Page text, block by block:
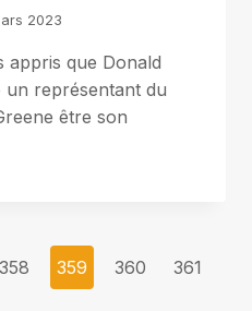
2023
appris que Donald
un représentant du
être son
358 359 360
361